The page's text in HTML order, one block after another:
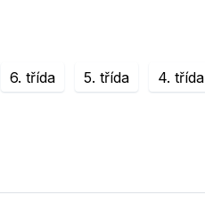
6. třída 5. třída 4. třída